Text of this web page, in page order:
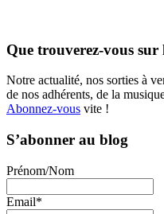
Que trouverez-vous sur
Notre actualité, nos sorties à
de nos adhérents, de la
Abonnez-vous vite !
S’abonner au blog
Prénom/Nom
Email*